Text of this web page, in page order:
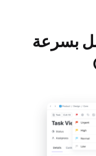
بسرعة